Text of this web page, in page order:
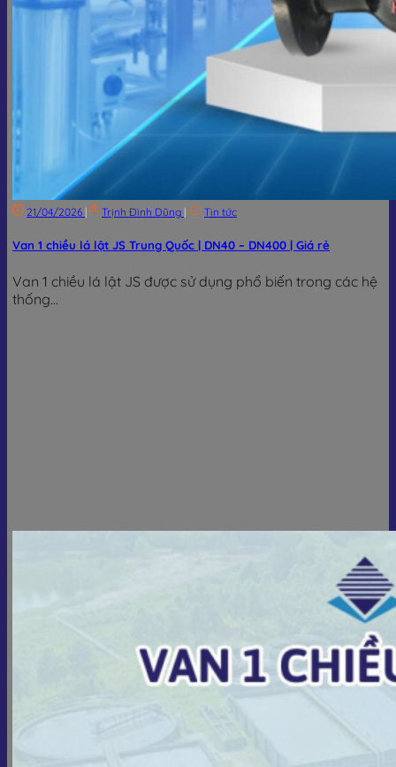
21/04/2026 | Trịnh Đình Dũng | Tin tức
Van 1 chiều lá lật JS Trung Quốc | DN40 – DN400 | Giá rẻ
Van 1 chiều lá lật JS được sử dụng phổ biến trong các hệ
thống...